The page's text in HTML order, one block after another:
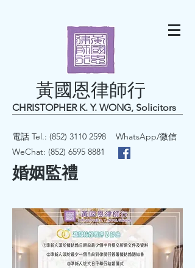
黃國恩律師行
CHRISTOPHER K. Y. WONG, Solicitors
電話 Tel.: (852) 3110 2598 WhatsApp/微信
WeChat: (852) 6595 8881
婚姻監禮